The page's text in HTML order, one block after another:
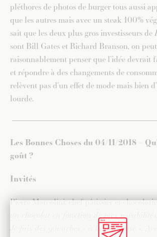
pléthores de photos de burger tous aussi
que les autres mais avec un steak 100%
sait que les deux plus gros investisseurs de
sont Bill Gates et Richard Branson, on peut
raisonnablement penser que l’idée devrait
et répondre à des changements de
relèvent pas d’un effet de mode mais bien
lourde.
Les Bonnes Choses du 04/11/2018 –
goût ?
Invités
Pierre Marcolini, chef pâtissier et
un chocolat en fonction de mes sensibilités,
Je fais des ganaches « à la française ».